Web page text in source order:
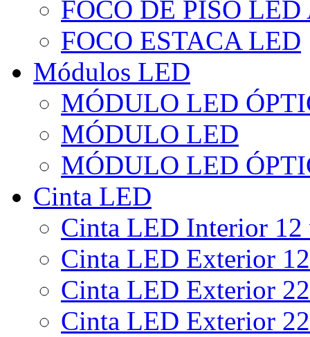
FOCO DE PISO
FOCO ESTACA LED
Módulos LED
MÓDULO LED
MÓDULO LED
MÓDULO LED
Cinta LED
Cinta LED Interior
Cinta LED Exterior
Cinta LED Exterior
Cinta LED Exterior